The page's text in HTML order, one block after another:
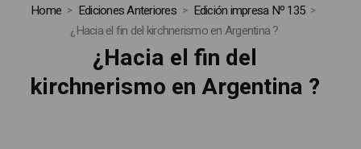
Home Ediciones Anteriores
Edición impresa Nº 135
¿Hacia el fin del kirchnerismo en Argentina ?
¿Hacia el fin del
kirchnerismo en Argentina ?